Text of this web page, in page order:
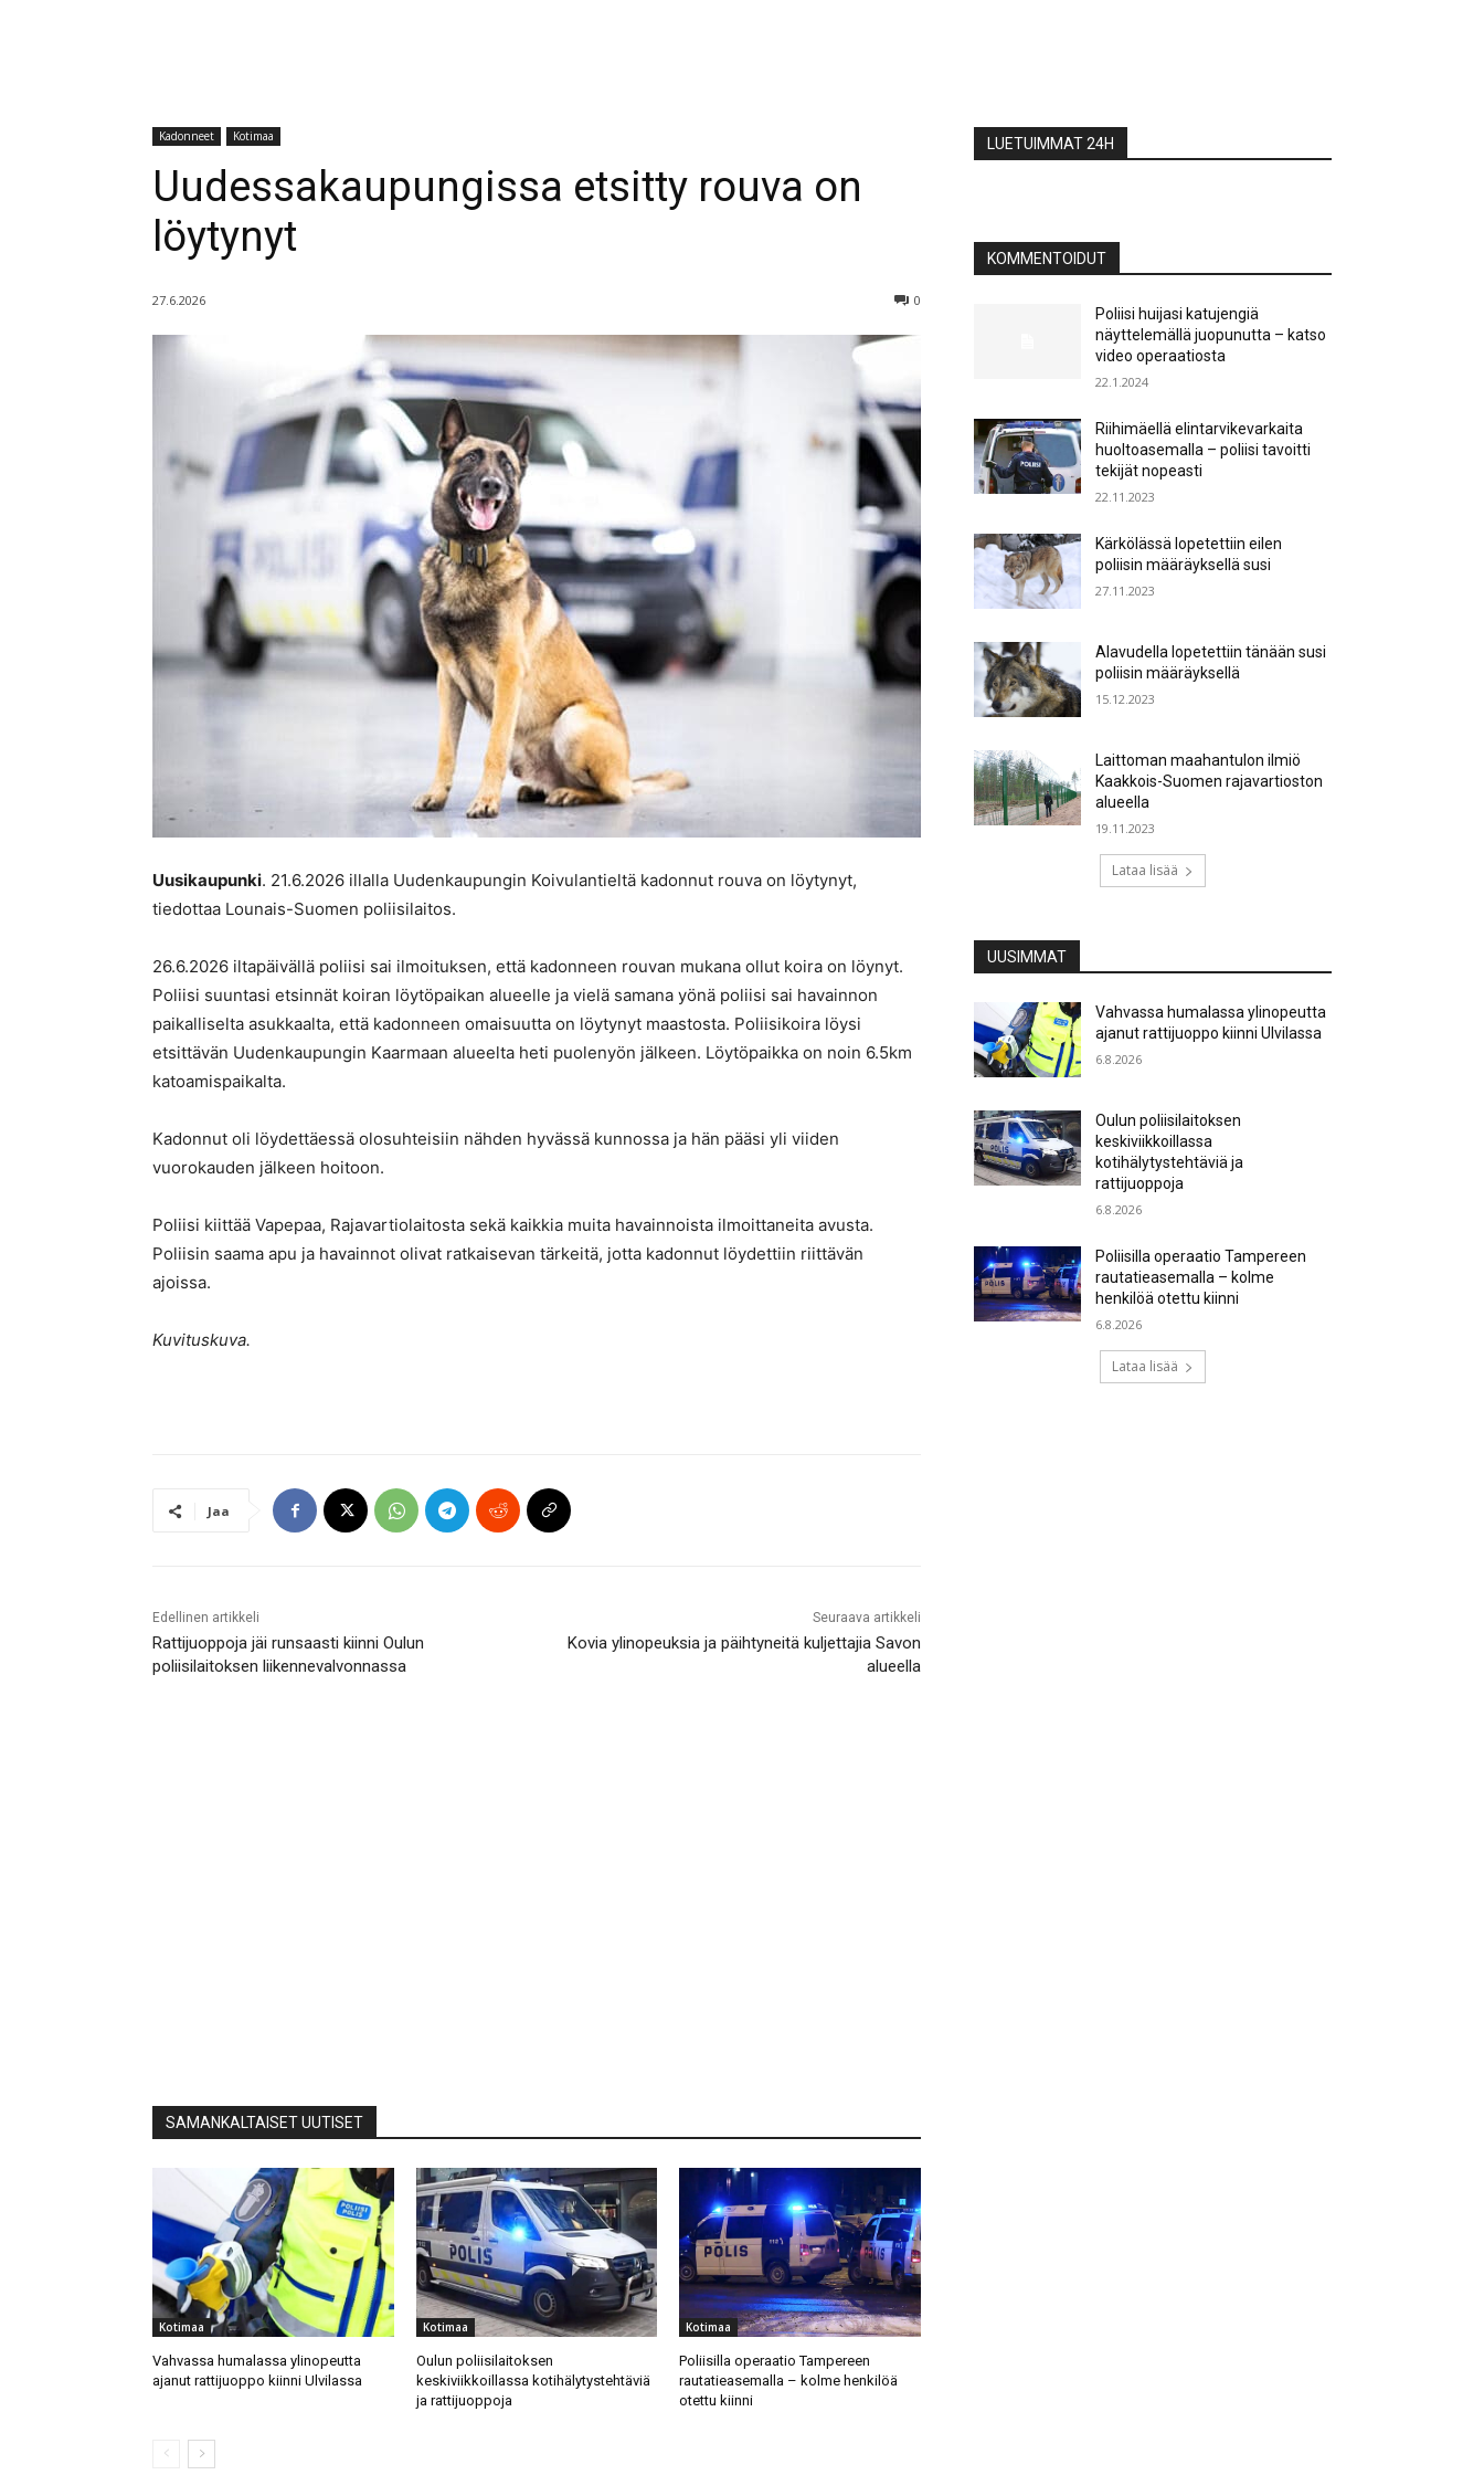
Kadonneet Kotimaa
Uudessakaupungissa etsitty rouva on
löytynyt
27.6.2026 0
Uusikaupunki. 21.6.2026 illalla Uudenkaupungin Koivulantieltä kadonnut rouva on löytynyt,
tiedottaa Lounais-Suomen poliisilaitos.
26.6.2026 iltapäivällä poliisi sai ilmoituksen, että kadonneen rouvan mukana ollut koira on löynyt.
Poliisi suuntasi etsinnät koiran löytöpaikan alueelle ja vielä samana yönä poliisi sai havainnon
paikalliselta asukkaalta, että kadonneen omaisuutta on löytynyt maastosta. Poliisikoira löysi
etsittävän Uudenkaupungin Kaarmaan alueelta heti puolenyön jälkeen. Löytöpaikka on noin 6.5km
katoamispaikalta.
Kadonnut oli löydettäessä olosuhteisiin nähden hyvässä kunnossa ja hän pääsi yli viiden
vuorokauden jälkeen hoitoon.
Poliisi kiittää Vapepaa, Rajavartiolaitosta sekä kaikkia muita havainnoista ilmoittaneita avusta.
Poliisin saama apu ja havainnot olivat ratkaisevan tärkeitä, jotta kadonnut löydettiin riittävän
ajoissa.
Kuvituskuva.
Jaa
Edellinen artikkeli
Rattijuoppoja jäi runsaasti kiinni Oulun
poliisilaitoksen liikennevalvonnassa
Seuraava artikkeli
Kovia ylinopeuksia ja päihtyneitä kuljettajia Savon
alueella
SAMANKALTAISET UUTISET
Kotimaa
Vahvassa humalassa ylinopeutta
ajanut rattijuoppo kiinni Ulvilassa
Kotimaa
Oulun poliisilaitoksen
keskiviikkoillassa kotihälytystehtäviä
ja rattijuoppoja
Kotimaa
Poliisilla operaatio Tampereen
rautatieasemalla – kolme henkilöä
otettu kiinni
LUETUIMMAT 24H
KOMMENTOIDUT
Poliisi huijasi katujengiä
näyttelemällä juopunutta – katso
video operaatiosta
22.1.2024
Riihimäellä elintarvikevarkaita
huoltoasemalla – poliisi tavoitti
tekijät nopeasti
22.11.2023
Kärkölässä lopetettiin eilen
poliisin määräyksellä susi
27.11.2023
Alavudella lopetettiin tänään susi
poliisin määräyksellä
15.12.2023
Laittoman maahantulon ilmiö
Kaakkois-Suomen rajavartioston
alueella
19.11.2023
Lataa lisää
UUSIMMAT
Vahvassa humalassa ylinopeutta
ajanut rattijuoppo kiinni Ulvilassa
6.8.2026
Oulun poliisilaitoksen
keskiviikkoillassa
kotihälytystehtäviä ja
rattijuoppoja
6.8.2026
Poliisilla operaatio Tampereen
rautatieasemalla – kolme
henkilöä otettu kiinni
6.8.2026
Lataa lisää